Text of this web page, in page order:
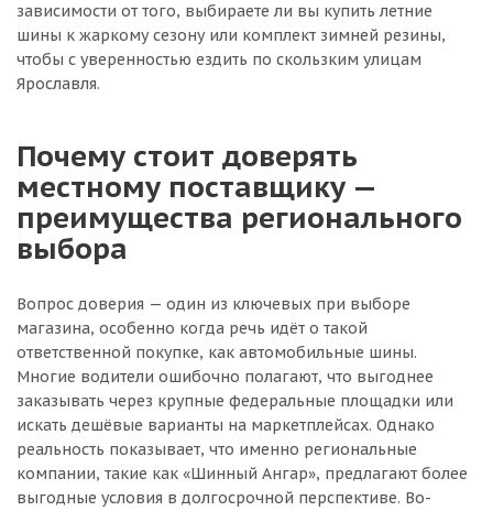
зависимости от того, выбираете ли вы купить летние
шины к жаркому сезону или комплект зимней резины,
чтобы с уверенностью ездить по скользким улицам
Ярославля.
Почему стоит доверять
местному поставщику —
преимущества регионального
выбора
Вопрос доверия — один из ключевых при выборе
магазина, особенно когда речь идёт о такой
ответственной покупке, как автомобильные шины.
Многие водители ошибочно полагают, что выгоднее
заказывать через крупные федеральные площадки или
искать дешёвые варианты на маркетплейсах. Однако
реальность показывает, что именно региональные
компании, такие как «Шинный Ангар», предлагают более
выгодные условия в долгосрочной перспективе. Во-